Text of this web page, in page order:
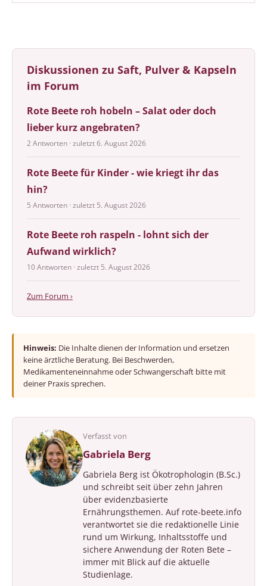
Diskussionen zu Saft, Pulver & Kapseln
im Forum
Rote Beete roh hobeln – Salat oder doch
lieber kurz angebraten?
2 Antworten · zuletzt 6. August 2026
Rote Beete für Kinder - wie kriegt ihr das
hin?
5 Antworten · zuletzt 5. August 2026
Rote Beete roh raspeln - lohnt sich der
Aufwand wirklich?
10 Antworten · zuletzt 5. August 2026
Zum Forum ›
Hinweis: Die Inhalte dienen der Information und ersetzen
keine ärztliche Beratung. Bei Beschwerden,
Medikamenteneinnahme oder Schwangerschaft bitte mit
deiner Praxis sprechen.
Verfasst von
Gabriela Berg
Gabriela Berg ist Ökotrophologin (B.Sc.)
und schreibt seit über zehn Jahren
über evidenzbasierte
Ernährungsthemen. Auf rote-beete.info
verantwortet sie die redaktionelle Linie
rund um Wirkung, Inhaltsstoffe und
sichere Anwendung der Roten Bete –
immer mit Blick auf die aktuelle
Studienlage.